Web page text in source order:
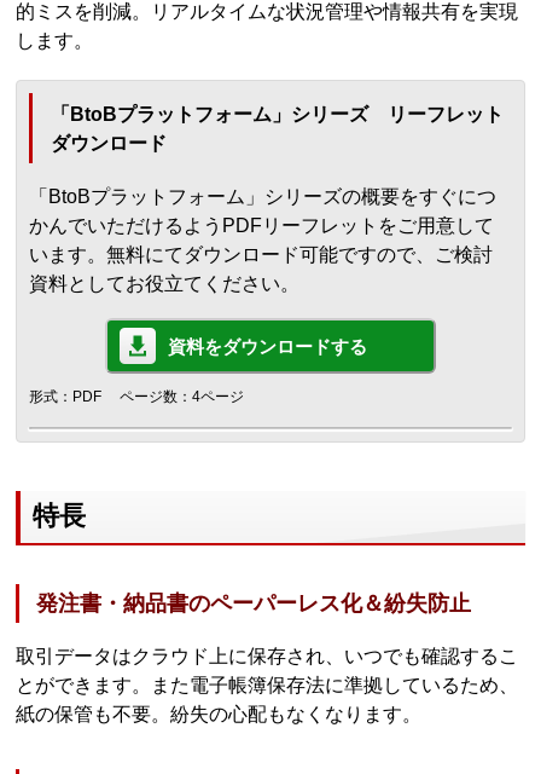
的ミスを削減。リアルタイムな状況管理や情報共有を実現
します。
「BtoBプラットフォーム」シリーズ リーフレット
ダウンロード
「BtoBプラットフォーム」シリーズの概要をすぐにつ
かんでいただけるようPDFリーフレットをご用意して
います。無料にてダウンロード可能ですので、ご検討
資料としてお役立てください。
資料をダウンロードする
形式：PDF ページ数：4ページ
特長
発注書・納品書のペーパーレス化＆紛失防止
取引データはクラウド上に保存され、いつでも確認するこ
とができます。また電子帳簿保存法に準拠しているため、
紙の保管も不要。紛失の心配もなくなります。